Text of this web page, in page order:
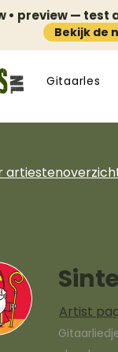
• preview —
Bekijk de
Gitaarles
Artist